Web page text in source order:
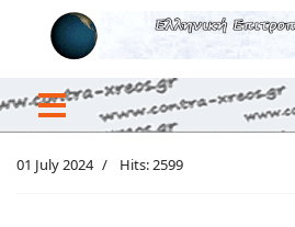
01 July 2024 Hits: 2599